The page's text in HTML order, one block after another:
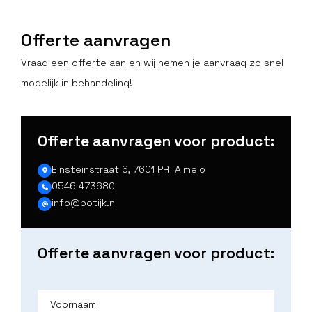
Offerte aanvragen
Vraag een offerte aan en wij nemen je aanvraag zo snel
mogelijk in behandeling!
Offerte aanvragen voor product:
Einsteinstraat 6, 7601 PR Almelo
0546 473680
info@potijk.nl
Offerte aanvragen voor product:
Voornaam